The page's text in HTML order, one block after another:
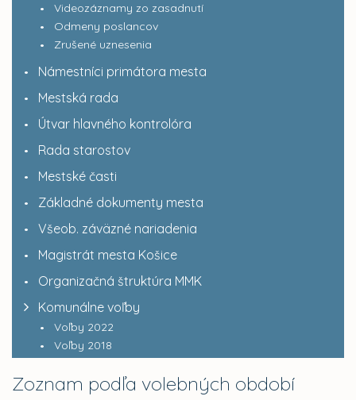
Videozáznamy zo zasadnutí
Odmeny poslancov
Zrušené uznesenia
Námestníci primátora mesta
Mestská rada
Útvar hlavného kontrolóra
Rada starostov
Mestské časti
Základné dokumenty mesta
Všeob. záväzné nariadenia
Magistrát mesta Košice
Organizačná štruktúra MMK
Komunálne voľby
Voľby 2022
Voľby 2018
Zoznam podľa volebných období